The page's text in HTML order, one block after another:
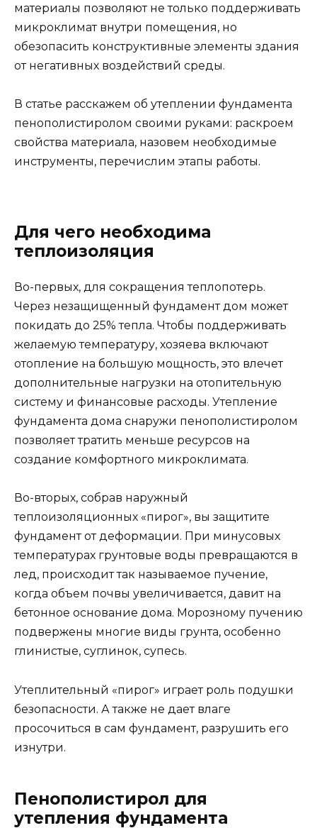
материалы позволяют не только поддерживать
микроклимат внутри помещения, но
обезопасить конструктивные элементы здания
от негативных воздействий среды.
В статье расскажем об утеплении фундамента
пенополистиролом своими руками: раскроем
свойства материала, назовем необходимые
инструменты, перечислим этапы работы.
Для чего необходима
теплоизоляция
Во-первых, для сокращения теплопотерь.
Через незащищенный фундамент дом может
покидать до 25% тепла. Чтобы поддерживать
желаемую температуру, хозяева включают
отопление на большую мощность, это влечет
дополнительные нагрузки на отопительную
систему и финансовые расходы. Утепление
фундамента дома снаружи пенополистиролом
позволяет тратить меньше ресурсов на
создание комфортного микроклимата.
Во-вторых, собрав наружный
теплоизоляционных «пирог», вы защитите
фундамент от деформации. При минусовых
температурах грунтовые воды превращаются в
лед, происходит так называемое пучение,
когда объем почвы увеличивается, давит на
бетонное основание дома. Морозному пучению
подвержены многие виды грунта, особенно
глинистые, суглинок, супесь.
Утеплительный «пирог» играет роль подушки
безопасности. А также не дает влаге
просочиться в сам фундамент, разрушить его
изнутри.
Пенополистирол для
утепления фундамента